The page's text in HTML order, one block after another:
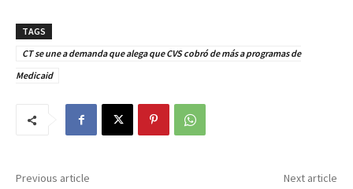
TAGS
CT se une a demanda que alega que CVS cobró de más a programas de
Medicaid
Previous article Next article